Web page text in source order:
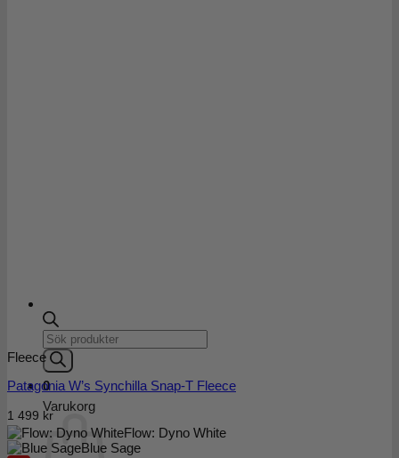
Products
search
0
Varukorg
Flow: Dyno White
Blue Sage
Fleece
Patagonia W’s Synchilla Snap-T Fleece
1 499 kr